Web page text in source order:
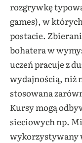
rozgrywkę
games), w
postacie.
bohatera w
uczeń pracuje z
wydajnością, niż
stosowana
Kursy mogą
sieciowych np.
wykorzystywany